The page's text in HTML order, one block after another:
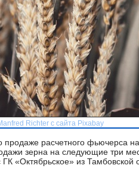
Richter с сайта Pixabay
расчетного фьючерса
зерна на следующие три
«Октябрьское» из